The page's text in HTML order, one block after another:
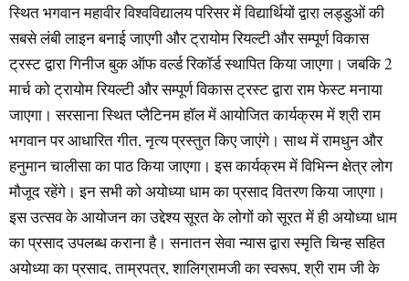
स्थित भगवान महावीर विश्वविद्यालय परिसर में विद्यार्थियों द्वारा लड्डुओं की
सबसे लंबी लाइन बनाई जाएगी और ट्रायोम रियल्टी और सम्पूर्ण विकास
ट्रस्ट द्वारा गिनीज बुक ऑफ वर्ल्ड रिकॉर्ड स्थापित किया जाएगा। जबकि 2
मार्च को ट्रायोम रियल्टी और सम्पूर्ण विकास ट्रस्ट द्वारा राम फेस्ट मनाया
जाएगा। सरसाना स्थित प्लैटिनम हॉल में आयोजित कार्यक्रम में श्री राम
भगवान पर आधारित गीत, नृत्य प्रस्तुत किए जाएंगे। साथ में रामधुन और
हनुमान चालीसा का पाठ किया जाएगा। इस कार्यक्रम में विभिन्न क्षेत्र लोग
मौजूद रहेंगे। इन सभी को अयोध्या धाम का प्रसाद वितरण किया जाएगा।
इस उत्सव के आयोजन का उद्देश्य सूरत के लोगों को सूरत में ही अयोध्या धाम
का प्रसाद उपलब्ध कराना है। सनातन सेवा न्यास द्वारा स्मृति चिन्ह सहित
अयोध्या का प्रसाद, ताम्रपत्र, शालिग्रामजी का स्वरूप, श्री राम जी के